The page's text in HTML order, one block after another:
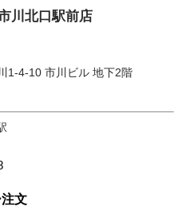
川北口駅前店
1-4-10 市川ビル 地下2階
文